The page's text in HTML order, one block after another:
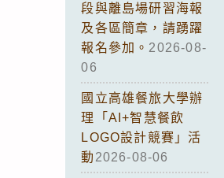
段與離島場研習海報
及各區簡章，請踴躍
報名參加。 2026-08-
06
國立高雄餐旅大學辦
理「AI+智慧餐飲
LOGO設計競賽」活
動 2026-08-06